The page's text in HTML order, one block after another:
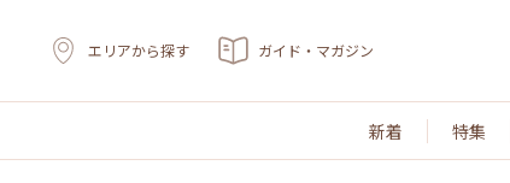
エリアから探す ガイド・マガジン
新着 特集